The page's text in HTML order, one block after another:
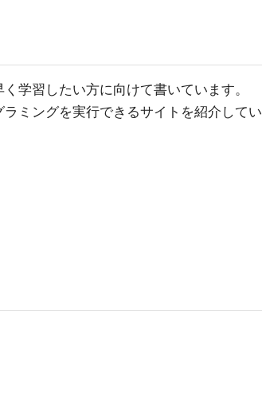
学習したい方に向けて書いています。
ミングを実行できるサイトを紹介してい